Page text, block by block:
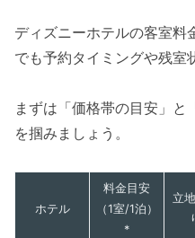
ディズニーホテルの客室料
でも予約タイミングや残室
まずは「価格帯の目安」と
を掴みましょう。
ホテル
料金目安
（1室/1泊）
*
立